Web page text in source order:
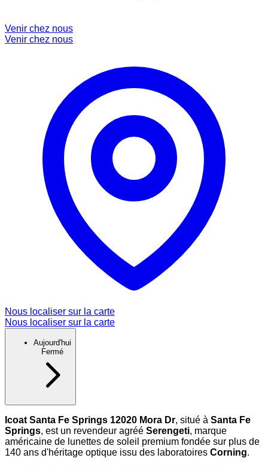
Venir chez nous
Venir chez nous
Nous localiser sur la carte
Nous localiser sur la carte
Aujourd'hui
Fermé
Icoat Santa Fe Springs 12020 Mora Dr, situé à Santa Fe
Springs, est un revendeur agréé Serengeti, marque
américaine de lunettes de soleil premium fondée sur plus de
140 ans d'héritage optique issu des laboratoires Corning.